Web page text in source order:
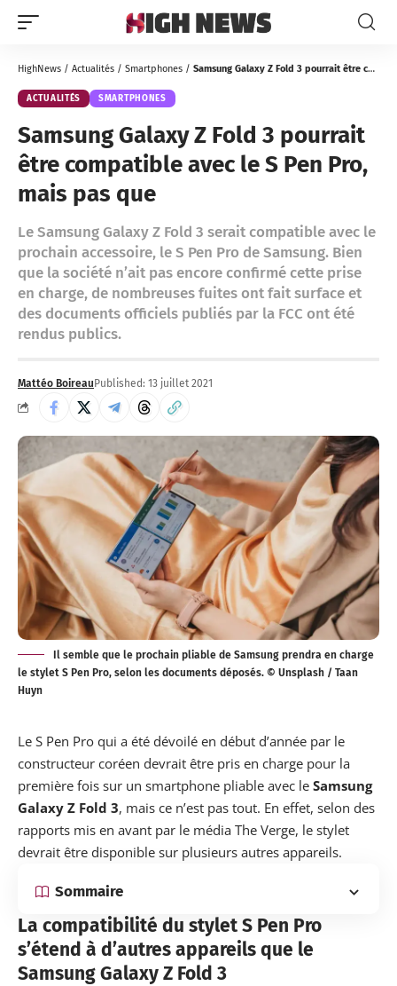
HighNews / Actualités / Smartphones / Samsung Galaxy Z Fold 3 pourrait être compatible avec le S Pen Pro, mais pas que
ACTUALITÉS SMARTPHONES
Samsung Galaxy Z Fold 3 pourrait
être compatible avec le S Pen Pro,
mais pas que
Le Samsung Galaxy Z Fold 3 serait compatible avec le
prochain accessoire, le S Pen Pro de Samsung. Bien
que la société n’ait pas encore confirmé cette prise
en charge, de nombreuses fuites ont fait surface et
des documents officiels publiés par la FCC ont été
rendus publics.
Mattéo Boireau Published: 13 juillet 2021
Il semble que le prochain pliable de Samsung prendra en charge
le stylet S Pen Pro, selon les documents déposés. © Unsplash / Taan
Huyn
Le S Pen Pro qui a été dévoilé en début d’année par le
constructeur coréen devrait être pris en charge pour la
première fois sur un smartphone pliable avec le Samsung
Galaxy Z Fold 3, mais ce n’est pas tout. En effet, selon des
rapports mis en avant par le média The Verge, le stylet
devrait être disponible sur plusieurs autres appareils.
Sommaire
La compatibilité du stylet S Pen Pro
s’étend à d’autres appareils que le
Samsung Galaxy Z Fold 3